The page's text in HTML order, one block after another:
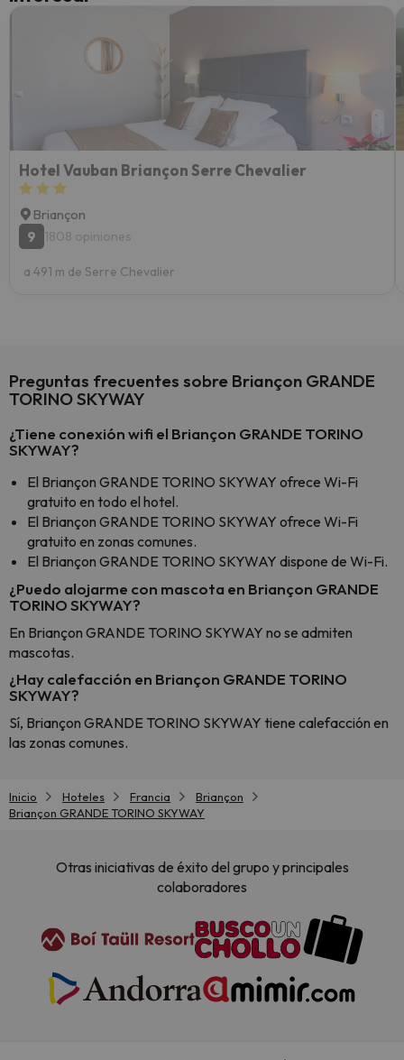
Hotel Vauban Briançon Serre Chevalier
Briançon
9
1808 opiniones
a 491 m de Serre Chevalier
Preguntas frecuentes sobre Briançon GRANDE
TORINO SKYWAY
¿Tiene conexión wifi el Briançon GRANDE TORINO
SKYWAY?
El Briançon GRANDE TORINO SKYWAY ofrece Wi-Fi
gratuito en todo el hotel.
El Briançon GRANDE TORINO SKYWAY ofrece Wi-Fi
gratuito en zonas comunes.
El Briançon GRANDE TORINO SKYWAY dispone de Wi-Fi.
¿Puedo alojarme con mascota en Briançon GRANDE
TORINO SKYWAY?
En Briançon GRANDE TORINO SKYWAY no se admiten
mascotas.
¿Hay calefacción en Briançon GRANDE TORINO
SKYWAY?
Sí, Briançon GRANDE TORINO SKYWAY tiene calefacción en
las zonas comunes.
Inicio Hoteles Francia
Briançon
Briançon GRANDE TORINO SKYWAY
Otras iniciativas de éxito del grupo y principales
colaboradores